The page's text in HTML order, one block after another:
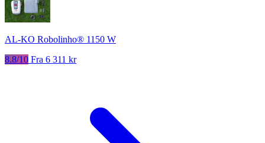
AL-KO Robolinho® 1150 W
8.8/10 Fra 6 311 kr